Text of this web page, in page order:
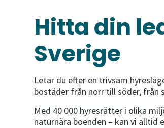
Hitta din
Sverige
Letar du efter en trivsam
bostäder från norr till söder, från
Med 40 000 hyresrätter i olika
naturnära boenden – kan vi alltid